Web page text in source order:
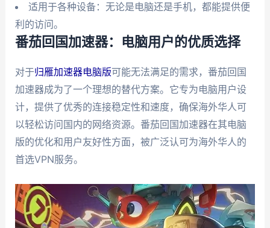
适用于各种设备：无论是电脑还是手机，都能提供便
利的访问。
番茄回国加速器：电脑用户的优质选择
对于归雁加速器电脑版可能无法满足的需求，番茄回国
加速器成为了一个理想的替代方案。它专为电脑用户设
计，提供了优秀的连接稳定性和速度，确保海外华人可
以轻松访问国内的网络资源。番茄回国加速器在其电脑
版的优化和用户友好性方面，被广泛认可为海外华人的
首选VPN服务。